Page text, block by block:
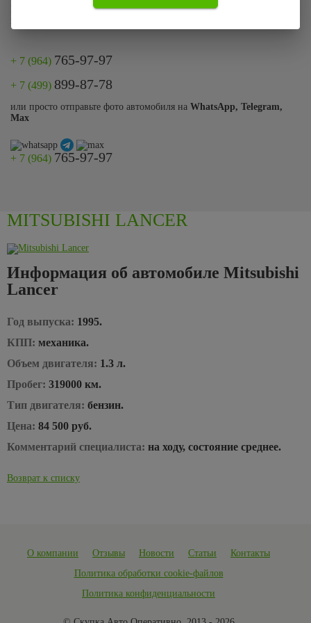
Если по каким-то причинам Вы не смогли оставить заявку на сайте
позвоните нам по телефону:
+ 7 (964) 765-97-97
+ 7 (499) 899-87-78
или просто отправьте фото автомобиля на WhatsApp, Telegram,
Max
+ 7 (964) 765-97-97
MITSUBISHI LANCER
Информация об автомобиле Mitsubishi
Lancer
Год выпуска: 1995.
КПП: механика.
Объем двигателя: 1.3 л.
Пробег: 319000 км.
Тип двигателя: бензин.
Цена: 84 500 руб.
Комментарий специалиста: на ходу, состояние среднее.
Возврат к списку
О компании Отзывы Новости Статьи
Контакты
Политика обработки cookie-файлов
Политика конфиденциальности